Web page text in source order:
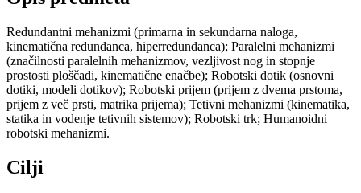
Redundantni mehanizmi (primarna in sekundarna naloga,
kinematična redundanca, hiperredundanca); Paralelni mehanizmi
(značilnosti paralelnih mehanizmov, vezljivost nog in stopnje
prostosti ploščadi, kinematične enačbe); Robotski dotik (osnovni
dotiki, modeli dotikov); Robotski prijem (prijem z dvema prstoma,
prijem z več prsti, matrika prijema); Tetivni mehanizmi (kinematika,
statika in vodenje tetivnih sistemov); Robotski trk; Humanoidni
robotski mehanizmi.
Cilji